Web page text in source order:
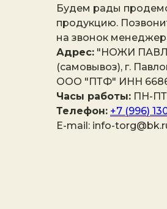
Будем рады
продукцию.
на звонок
Адрес: "НОЖИ
(самовывоз), г.
ООО "ПТФ" ИНН
Часы работы: ПН-ПТ
Телефон: +7 (996)
E-mail: info-